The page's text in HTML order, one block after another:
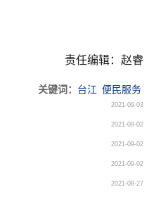
责任编辑：赵睿
关键词： 台江 便民服务
2021-09-03
2021-09-02
2021-09-02
2021-09-02
2021-08-27